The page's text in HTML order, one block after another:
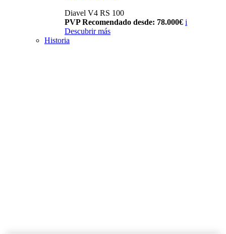
Diavel V4 RS 100
PVP Recomendado desde: 78.000€ i
Descubrir más
Historia